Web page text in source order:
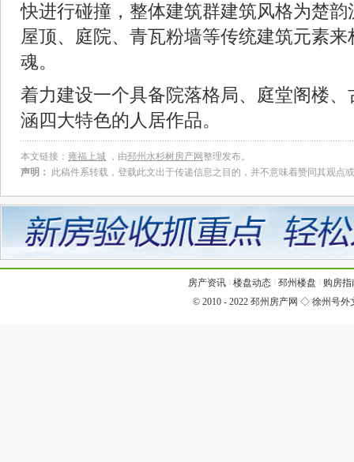
快进行碰撞，整体建筑群建筑风格为楚
屋顶、庭院、青瓦粉墙等传统建筑元素
魂。
着力建设一个具备院落格局、庭堂阁楼
涵四大特色的人居作品。
本文链接： 雍福上城 ，由邳州水杉树房产网整理发布。
声明：
此稿件系转载，登载此文出于传递信息之目的，并不意味着赞同其观点
房产资讯 楼盘动态 邳州楼盘
购房指
© 2010 - 2022 邳州房产网 ◇ 徐州号外